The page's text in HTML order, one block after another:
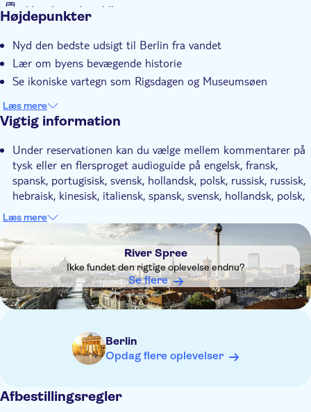
Voucher på mobilen accepteres
Yderligere information
Øjeblikkelig bekræftelse
Guidet Tur
Tur med Audioguide
Elektronisk billet
Group tour
Med audioguide
Højdepunkter
Nyd den bedste udsigt til Berlin fra vandet
Lær om byens bevægende historie
Se ikoniske vartegn som Rigsdagen og Museumsøen
Læs mere
Vigtig information
Under reservationen kan du vælge mellem kommentarer på
tysk eller en flersproget audioguide på engelsk, fransk,
spansk, portugisisk, svensk, hollandsk, polsk, russisk, russisk,
hebraisk, kinesisk, italiensk, spansk, svensk, hollandsk, polsk,
Små børn (0-5 år) deltager gratis (vælg venligst deres gratis
billet ved bestilling)
Bemærk venligst, at der højst er tilladt 3 børn per betalende
voksen
Læs mere
DSA1River Spree
River Spree
Ikke fundet den rigtige oplevelse endnu?
Se flere
Berlin
Opdag flere oplevelser
Afbestillingsregler